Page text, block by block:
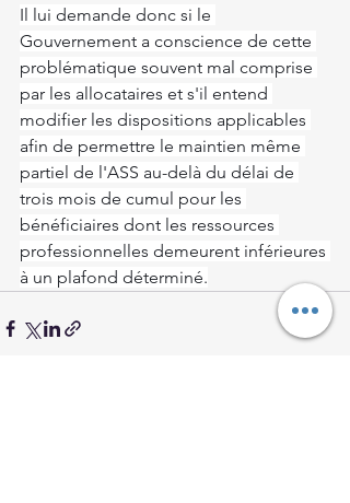
Il lui demande donc si le
Gouvernement a conscience de cette
problématique souvent mal comprise
par les allocataires et s'il entend
modifier les dispositions applicables
afin de permettre le maintien même
partiel de l'ASS au-delà du délai de
trois mois de cumul pour les
bénéficiaires dont les ressources
professionnelles demeurent inférieures
à un plafond déterminé.